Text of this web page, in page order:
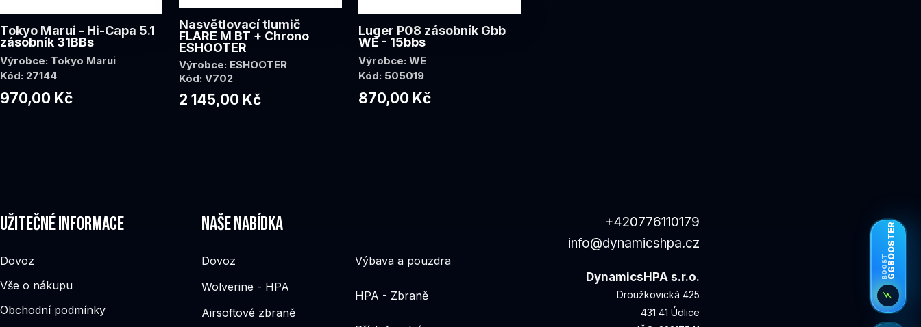
Tokyo Marui - Hi-Capa 5.1
zásobník 31BBs
Výrobce: Tokyo Marui
Kód: 27144
970,00 Kč
Nasvětlovací tlumič
FLARE M BT + Chrono
ESHOOTER
Výrobce: ESHOOTER
Kód: V702
2 145,00 Kč
Luger P08 zásobník Gbb
WE - 15bbs
Výrobce: WE
Kód: 505019
870,00 Kč
Užitečné informace
Dovoz
Vše o nákupu
Obchodní podmínky
Naše nabídka
Dovoz
Wolverine - HPA
Airsoftové zbraně
Výbava a pouzdra
HPA - Zbraně
+420776110179
info@dynamicshpa.cz
DynamicsHPA s.r.o.
Droužkovická 425
431 41 Údlice
⚡
BOOSTGGBOOSTER